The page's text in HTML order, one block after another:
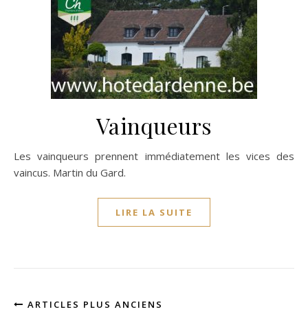
Vainqueurs
Les vainqueurs prennent immédiatement les vices des
vaincus. Martin du Gard.
LIRE LA SUITE
ARTICLES PLUS ANCIENS